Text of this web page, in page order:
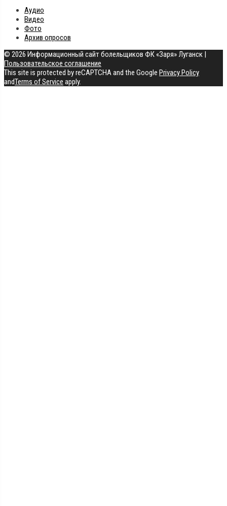
Аудио
Видео
Фото
Архив опросов
© 2026 Информационный сайт болельщиков ФК «Заря» Луганск |
Пользовательское соглашение
This site is protected by reCAPTCHA and the Google Privacy Policy
andTerms of Service apply.